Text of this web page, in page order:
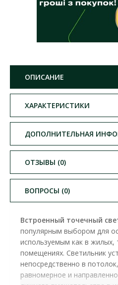
ОПИСАНИЕ
ХАРАКТЕРИСТИКИ
ДОПОЛНИТЕЛЬНАЯ
ОТЗЫВЫ (0)
ВОПРОСЫ (0)
Встроенный точечный
популярным выбором для
используемым как в жилых,
помещениях. Светильник
непосредственно в
равномерное и